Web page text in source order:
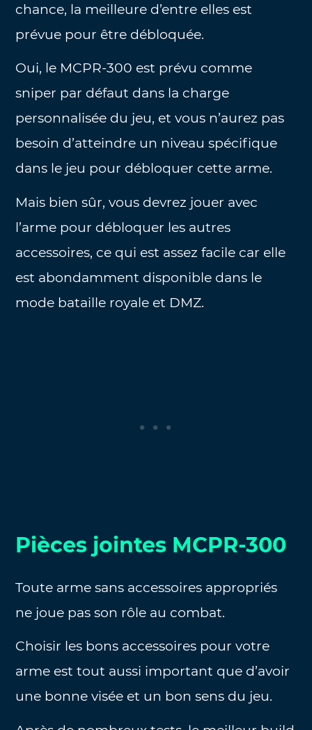
chance, la meilleure d’entre elles est
prévue pour être débloquée.
Oui, le MCPR-300 est prévu comme
sniper par défaut dans la charge
personnalisée du jeu, et vous n’aurez pas
besoin d’atteindre un niveau spécifique
dans le jeu pour débloquer cette arme.
Mais bien sûr, vous devrez jouer avec
l’arme pour débloquer les autres
accessoires, ce qui est assez facile car elle
est abondamment disponible dans le
mode bataille royale et DMZ.
Pièces jointes MCPR-300
Toute arme sans accessoires appropriés
ne joue pas son rôle au combat.
Choisir les bons accessoires pour votre
arme est tout aussi important que d’avoir
une bonne visée et un bon sens du jeu.